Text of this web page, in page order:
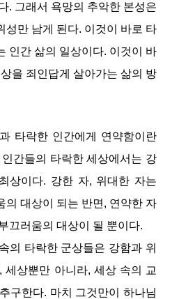
. 그래서 욕망의 추악한 본성은
성만 남게 된다. 이것이 바로 타
인간 삶의 일상이다. 이것이 바
을 죄인답게 살아가는 삶의 방
타락한 인간에게 연약함이란
간들의 타락한 세상에서는 강
상이다. 강한 자, 위대한 자는
의 대상이 되는 반면, 연약한 자
끄러움의 대상이 될 뿐이다.
의 타락한 군상들은 강함과 위
세상뿐만 아니라, 세상 속의 교
구한다. 마치 그것만이 하나님